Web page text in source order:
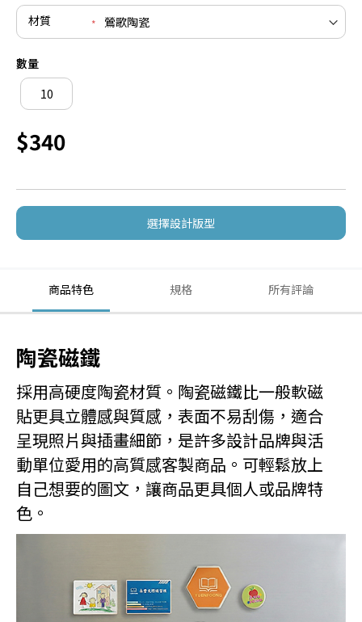
材質
數量
$340
選擇設計版型
商品特色
陶瓷磁鐵
採用高硬度陶瓷材質。陶瓷磁鐵比一般軟磁
貼更具立體感與質感，表面不易刮傷，適合
呈現照片與插畫細節，是許多設計品牌與活
動單位愛用的高質感客製商品。可輕鬆放上
自己想要的圖文，讓商品更具個人或品牌特
色。
規格 所有評論